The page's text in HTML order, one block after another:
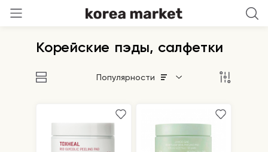
Корейские пэды, салфетки
Популярности